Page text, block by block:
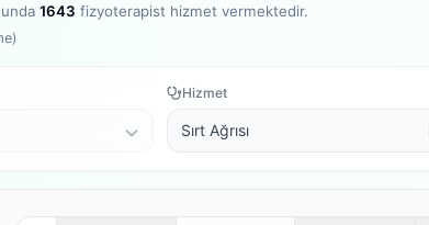
1643 fizyoterapist hizmet vermektedir.
Hizmet
Sırt Ağrısı